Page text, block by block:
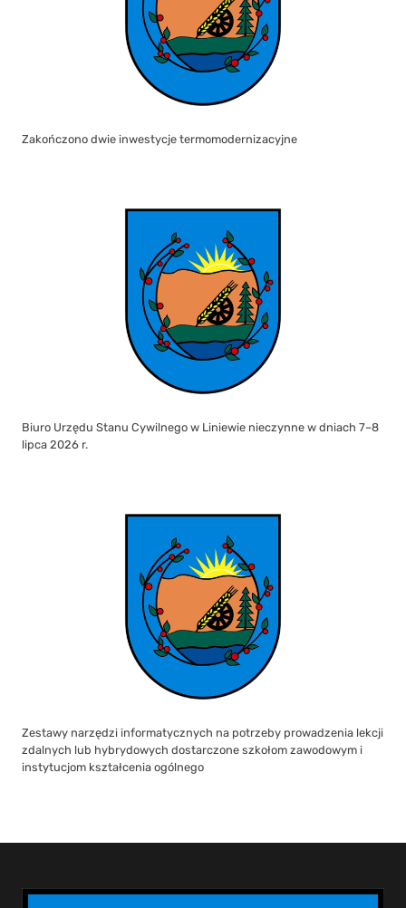
Zakończono dwie inwestycje termomodernizacyjne
Biuro Urzędu Stanu Cywilnego w Liniewie nieczynne w dniach 7–8
lipca 2026 r.
Zestawy narzędzi informatycznych na potrzeby prowadzenia lekcji
zdalnych lub hybrydowych dostarczone szkołom zawodowym i
instytucjom kształcenia ogólnego